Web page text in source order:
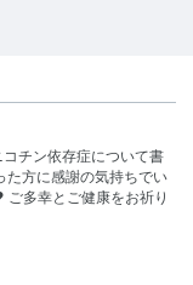
チン依存症について書
た方に感謝の気持ちでい
多幸とご健康をお祈り